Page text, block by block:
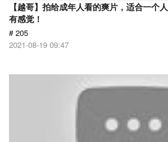
【越哥】拍给成年人看的爽片，适合一个
有感觉！
# 205
2021-08-19 09:47